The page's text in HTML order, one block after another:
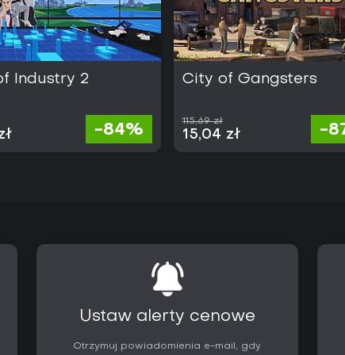
Industry 2
-84%
City of Gangsters
115,69 zł
15,04 zł -
Ustaw alerty cenowe
Otrzymuj powiadomienia e-mail, gdy